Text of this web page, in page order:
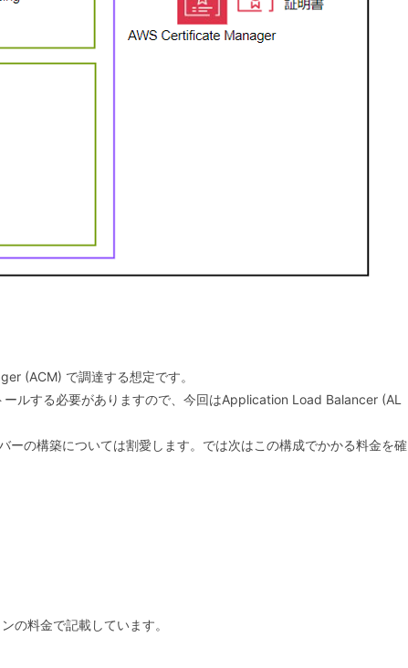
(ACM) で調達する想定です。
ルする必要がありますので、今回はApplication Load Balancer (AL
ーの構築については割愛します。では次はこの構成でかかる料金を確
の料金で記載しています。